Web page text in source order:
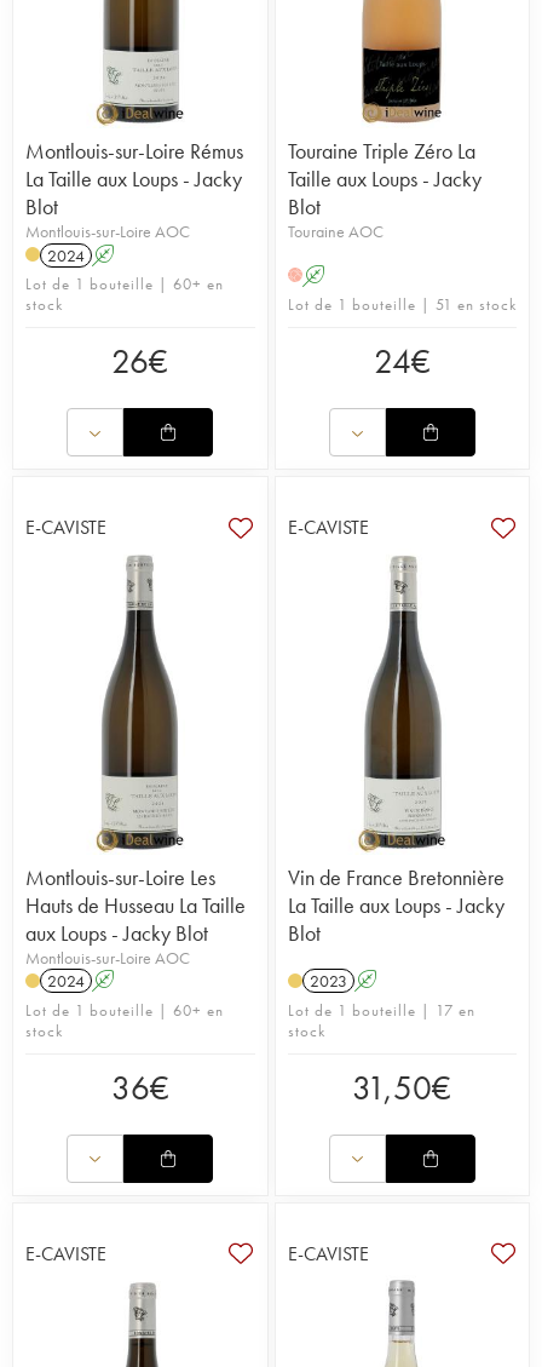
Montlouis-sur-Loire Rémus
La Taille aux Loups - Jacky
Blot
Montlouis-sur-Loire AOC
2024 A
Lot de 1 bouteille | 60+ en
stock
26€
Touraine Triple Zéro La
Taille aux Loups - Jacky
Blot
Touraine AOC
HA
Lot de 1 bouteille | 51 en stock
24€
E-CAVISTE
Montlouis-sur-Loire Les
Hauts de Husseau La Taille
aux Loups - Jacky Blot
Montlouis-sur-Loire AOC
2024 A
Lot de 1 bouteille | 60+ en
stock
36€
E-CAVISTE
Vin de France Bretonnière
La Taille aux Loups - Jacky
Blot
2023 A
Lot de 1 bouteille | 17 en
stock
31,50€
E-CAVISTE E-CAVISTE